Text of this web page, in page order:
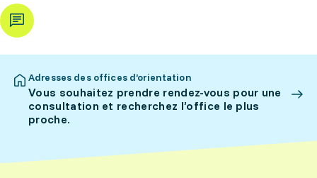
Adresses des offices d’orientation
Vous souhaitez prendre rendez-vous pour une
consultation et recherchez l’office le plus
proche.